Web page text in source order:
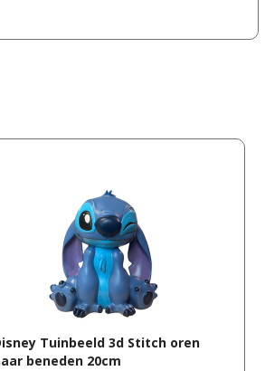
Tuinbeeld 3d Stitch oren
beneden 20cm